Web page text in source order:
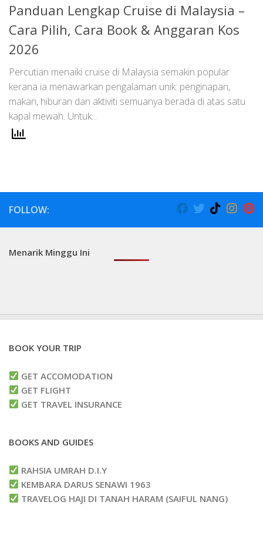
Panduan Lengkap Cruise di Malaysia –
Cara Pilih, Cara Book & Anggaran Kos
2026
Percutian menaiki cruise di Malaysia semakin popular
kerana ia menawarkan pengalaman unik: penginapan,
makan, hiburan dan aktiviti semuanya berada di atas satu
kapal mewah. Untuk...
FOLLOW:
Menarik Minggu Ini
BOOK YOUR TRIP
GET ACCOMODATION
GET FLIGHT
GET TRAVEL INSURANCE
BOOKS AND GUIDES
RAHSIA UMRAH D.I.Y
KEMBARA DARUS SENAWI 1963
TRAVELOG HAJI DI TANAH HARAM (SAIFUL NANG)